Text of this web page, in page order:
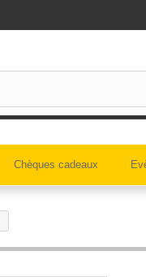
Chèques cadeaux